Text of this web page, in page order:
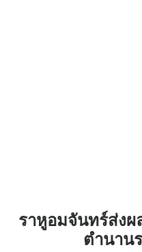
ราหูอมจันทร์ส่งผ
ตำนาน